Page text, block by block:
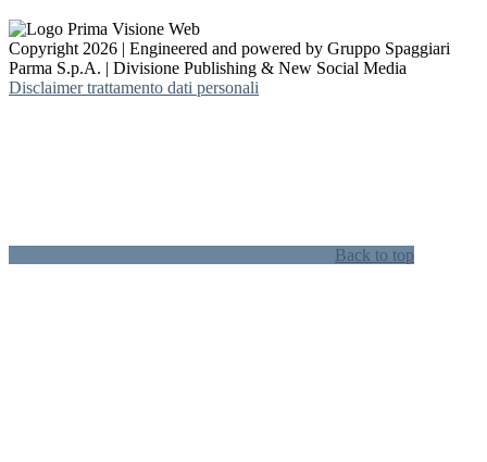
Copyright 2026 | Engineered and powered by Gruppo Spaggiari
Parma S.p.A. | Divisione Publishing & New Social Media
Disclaimer trattamento dati personali
Back to top